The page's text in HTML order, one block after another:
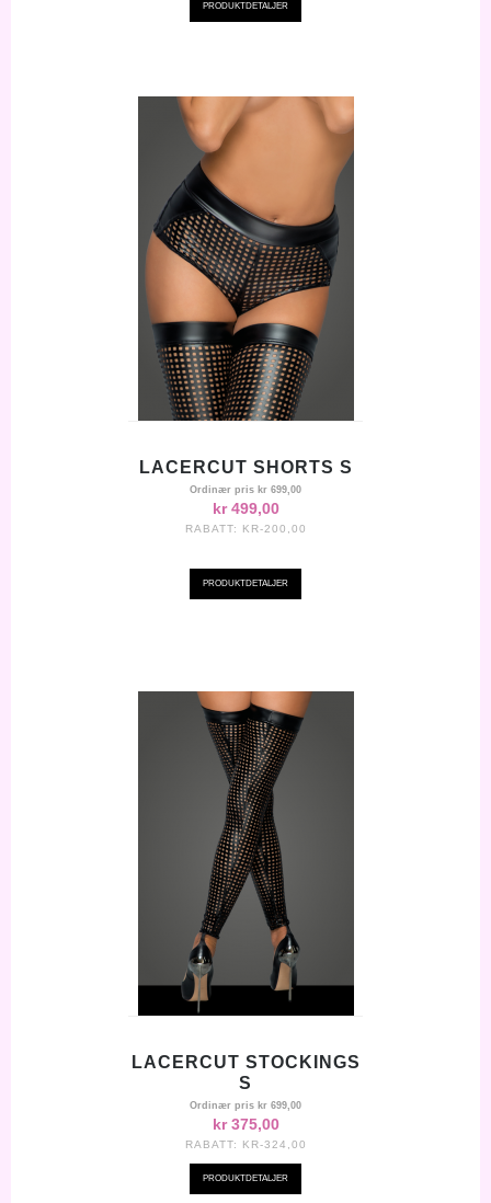
PRODUKTDETALJER
LACERCUT SHORTS S
Ordinær pris kr 699,00
kr 499,00
RABATT: KR-200,00
PRODUKTDETALJER
LACERCUT STOCKINGS
S
Ordinær pris kr 699,00
kr 375,00
RABATT: KR-324,00
PRODUKTDETALJER